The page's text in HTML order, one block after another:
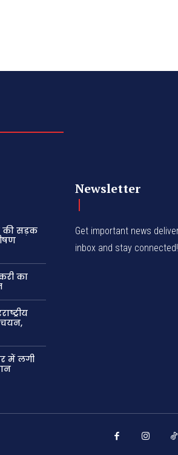
की सड़क
का
में लगी
Newsletter
Get important news
inbox and stay connected!